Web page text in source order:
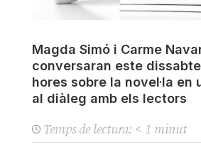
Magda Simó i Carme
conversaran este
hores sobre la novel·la en
al diàleg amb els lectors
Temps de lectura: < 1 minut